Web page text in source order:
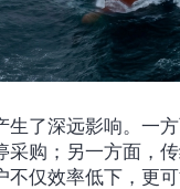
生了深远影响。一
采购；另一方面，
不仅效率低下，更